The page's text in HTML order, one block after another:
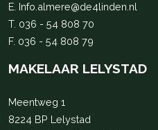
E. Info.almere@de4linden.nl
T. 036 - 54 808 70
F. 036 - 54 808 79
MAKELAAR LELYSTAD
Meentweg 1
8224 BP Lelystad